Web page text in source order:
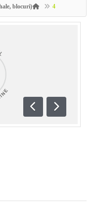
blocuri) 4
Anterioară